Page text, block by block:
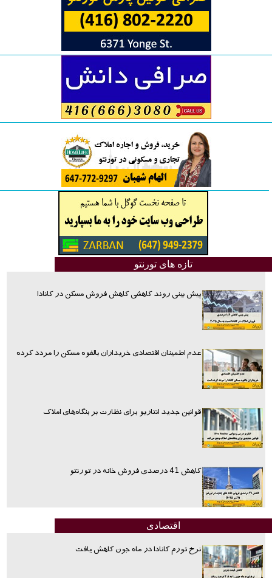
تازه های تورنتو
پیش بینی روند کاهشی کاهش فروش مسکن در کانادا
عدم اطمینان اقتصادی خریداران بالقوه مسکن را مردد کرده
قوانین جدید انتاریو برای نظارت بر بنگاه‌های املاک
کاهش 41 درصدی فروش خانه در تورنتو
اقتصادی
نرخ تورم کانادا در ماه جون کاهش یافت